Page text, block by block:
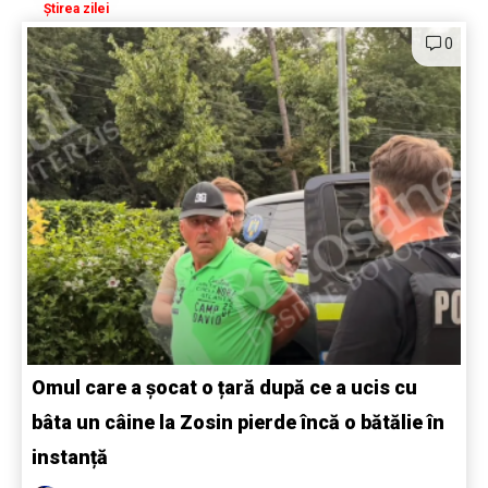
Știrea zilei
0
Omul care a șocat o țară după ce a ucis cu
bâta un câine la Zosin pierde încă o bătălie în
instanță